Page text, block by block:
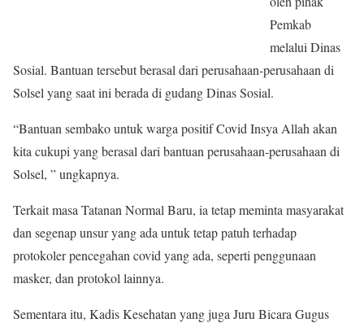
Pemkab
melalui Dinas
Sosial. Bantuan tersebut berasal dari perusahaan-perusahaan di
Solsel yang saat ini berada di gudang Dinas Sosial.
“Bantuan sembako untuk warga positif Covid Insya Allah akan
kita cukupi yang berasal dari bantuan perusahaan-perusahaan di
Solsel, ” ungkapnya.
Terkait masa Tatanan Normal Baru, ia tetap meminta masyarakat
dan segenap unsur yang ada untuk tetap patuh terhadap
protokoler pencegahan covid yang ada, seperti penggunaan
masker, dan protokol lainnya.
Sementara itu, Kadis Kesehatan yang juga Juru Bicara Gugus